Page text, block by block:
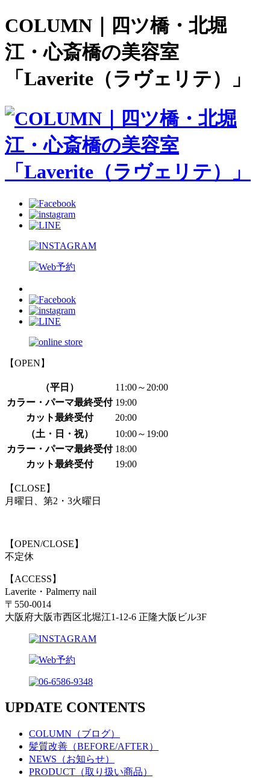
COLUMN｜四ツ橋・北堀
江・心斎橋の美容室
「Laverite（ラヴェリテ）」
【OPEN】
（平日）
11:00～20:00
カラー・パーマ最終受付 19:00
カット最終受付
20:00
（土・日・祝）
10:00～19:00
カラー・パーマ最終受付 18:00
カット最終受付
19:00
【CLOSE】
月曜日、第2・3火曜日
【OPEN/CLOSE】
不定休
【ACCESS】
Laverite・Palmerry nail
〒550-0014
大阪府大阪市西区北堀江1-12-6 正隆大阪ビル3F
UPDATE CONTENTS
COLUMN（ブログ）
髪質改善（BEFORE/AFTER）
NEWS（お知らせ）
PRODUCT（取り扱い商品）